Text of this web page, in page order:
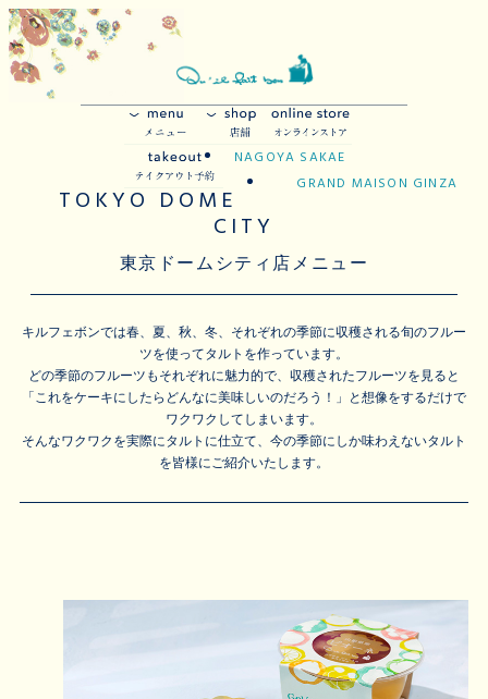
NAGOYA SAKAE
GRAND MAISON GINZA
TOKYO DOME
CITY
東京ドームシティ店メニュー
キルフェボンでは春、夏、秋、冬、それぞれの季節に収穫される旬のフルー
ツを使ってタルトを作っています。
どの季節のフルーツもそれぞれに魅力的で、収穫されたフルーツを見ると
「これをケーキにしたらどんなに美味しいのだろう！」と想像をするだけで
ワクワクしてしまいます。
そんなワクワクを実際にタルトに仕立て、今の季節にしか味わえないタルト
を皆様にご紹介いたします。